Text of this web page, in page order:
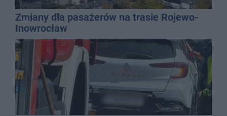
Zmiany dla pasażerów na trasie Rojewo-
Inowrocław